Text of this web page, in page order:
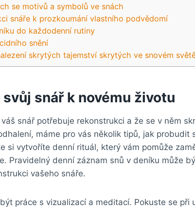
se motivů a symbolů ve snách
snáře k prozkoumání vlastního podvědomí
do každodenní rutiny
snění
skrytých tajemství skrytých ve snovém
snář k novému životu
snář potřebuje rekonstrukci a že se v něm
máme pro vás několik tipů, jak probudit
si vytvoříte denní rituál, který vám pomůže
Pravidelný denní záznam snů v deníku může
vašeho snáře.
práce s vizualizací a meditací. Pokuste se při